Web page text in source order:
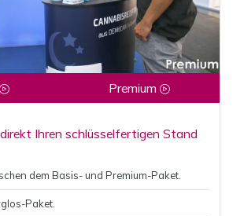
Premium
Ihren schlüsselfertigen Stand
dem Basis- und Premium-Paket.
Paket.